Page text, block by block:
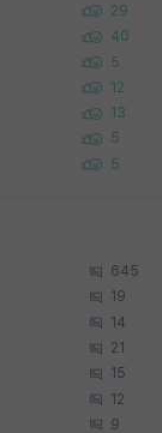
29
40
5
12
13
5
5
645
19
14
21
15
12
9